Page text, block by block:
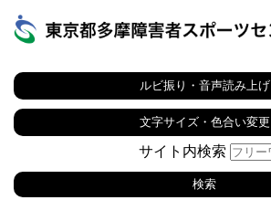
ルビ振り・音声読み上げ
文字サイズ・色合い変更
サイト内検索